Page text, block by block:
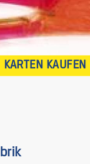
KARTEN KAUFEN